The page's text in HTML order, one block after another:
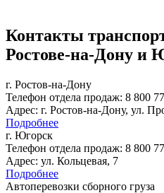
Контакты
Ростове-на-Дону и
г. Ростов-на-Дону
Телефон отдела продаж: 8 800
Адрес: г. Ростов-на-Дону, ул.
Подробнее
г. Югорск
Телефон отдела продаж: 8 800
Адрес: ул. Кольцевая, 7
Подробнее
Автоперевозки сборного груза